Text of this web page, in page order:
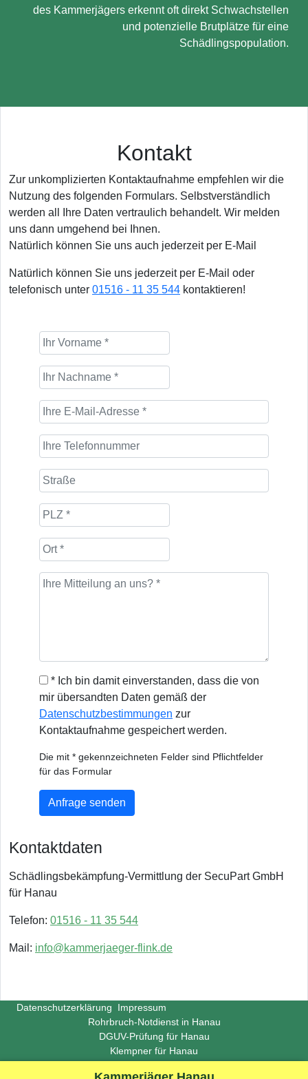
des Kammerjägers erkennt oft direkt Schwachstellen
und potenzielle Brutplätze für eine
Schädlingspopulation.
Kontakt
Zur unkomplizierten Kontaktaufnahme empfehlen wir die
Nutzung des folgenden Formulars. Selbstverständlich
werden all Ihre Daten vertraulich behandelt. Wir melden
uns dann umgehend bei Ihnen.
Natürlich können Sie uns auch jederzeit per E-Mail
Natürlich können Sie uns jederzeit per E-Mail oder
telefonisch unter 01516 - 11 35 544 kontaktieren!
* Ich bin damit einverstanden, dass die von
mir übersandten Daten gemäß der
Datenschutzbestimmungen zur
Kontaktaufnahme gespeichert werden.
Die mit * gekennzeichneten Felder sind Pflichtfelder
für das Formular
Anfrage senden
Kontaktdaten
Schädlingsbekämpfung-Vermittlung der SecuPart GmbH
für Hanau
Telefon: 01516 - 11 35 544
Mail: info@kammerjaeger-flink.de
Datenschutzerklärung
Impressum
Rohrbruch-Notdienst in Hanau
DGUV-Prüfung für Hanau
Klempner für Hanau